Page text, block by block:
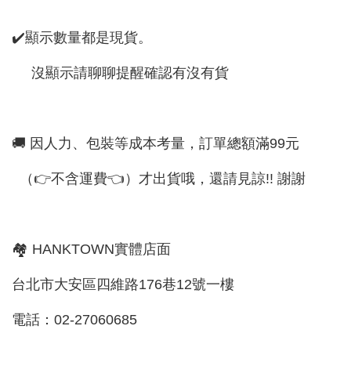
✔️顯示數量都是現貨。
沒顯示請聊聊提醒確認有沒有貨
🚚 因人力、包裝等成本考量，訂單總額滿99元
（👉不含運費👈）才出貨哦，還請見諒!! 謝謝
🏘 HANKTOWN實體店面
台北市大安區四維路176巷12號一樓
電話：02-27060685